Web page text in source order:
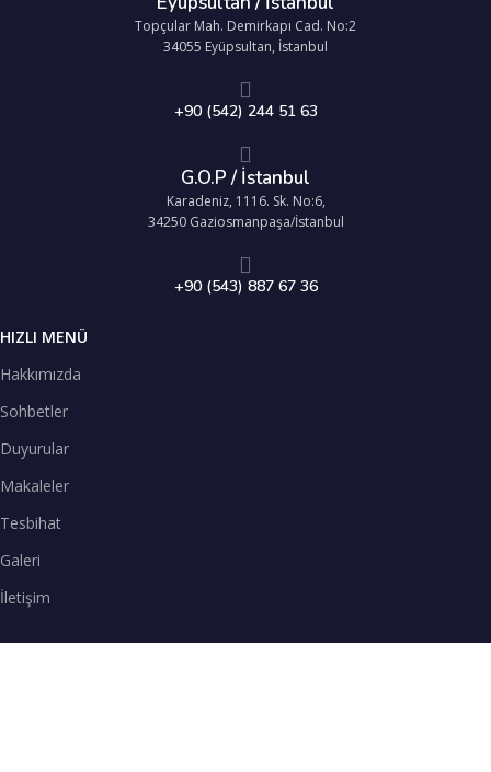
Topçular Mah. Demirkapı Cad. No:2
34055 Eyüpsultan, İstanbul
+90 (542) 244 51 63
G.O.P / İstanbul
Karadeniz, 1116. Sk. No:6,
34250 Gaziosmanpaşa/İstanbul
+90 (543) 887 67 36
HIZLI MENÜ
Hakkımızda
Sohbetler
Duyurular
Makaleler
Tesbihat
Galeri
İletişim